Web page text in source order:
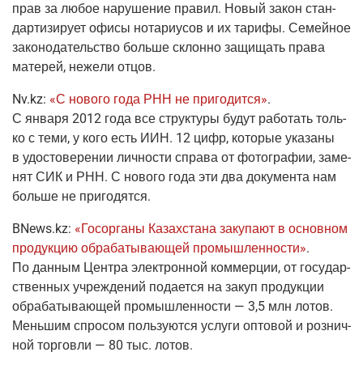
прав за любое нару­ше­ние пра­вил. Новый закон стан­
дар­ти­зи­ру­ет офи­сы нота­ри­усов и их тари­фы. Семей­ное
зако­но­да­тель­ство боль­ше склон­но защи­щать пра­ва
мате­рей, неже­ли отцов.
Nv.kz: «С ново­го года РНН не при­го­дит­ся».
С янва­ря 2012 года все струк­ту­ры будут рабо­тать толь­
ко с теми, у кого есть ИИН. 12 цифр, кото­рые ука­за­ны
в удо­сто­ве­ре­нии лич­но­сти спра­ва от фото­гра­фии, заме­
нят СИК и РНН. С ново­го года эти два доку­мен­та нам
боль­ше не пригодятся.
BNews.kz: «Госор­га­ны Казах­ста­на заку­па­ют в основ­ном
про­дук­цию обра­ба­ты­ва­ю­щей про­мыш­лен­но­сти».
По дан­ным Цен­тра элек­трон­ной ком­мер­ции, от госу­дар­
ствен­ных учре­жде­ний пода­ет­ся на закуп про­дук­ции
обра­ба­ты­ва­ю­щей про­мыш­лен­но­сти — 3,5 млн лотов.
Мень­шим спро­сом поль­зу­ют­ся услу­ги опто­вой и роз­нич­
ной тор­гов­ли — 80 тыс. лотов.